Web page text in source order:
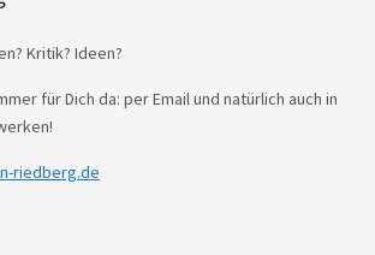
Kritik? Ideen?
für Dich da: per Email und natürlich auch in
riedberg.de